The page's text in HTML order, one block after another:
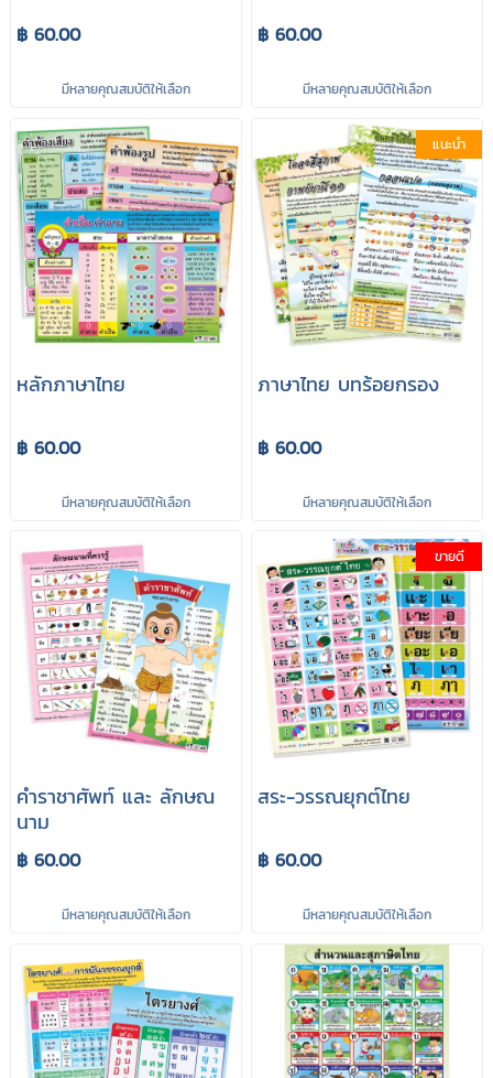
฿ 60.00
มีหลายคุณสมบัติให้เลือก
฿ 60.00
มีหลายคุณสมบัติให้เลือก
หลักภาษาไทย
฿ 60.00
มีหลายคุณสมบัติให้เลือก
แนะนำ
ภาษาไทย บทร้อยกรอง
฿ 60.00
มีหลายคุณสมบัติให้เลือก
คำราชาศัพท์ และ ลักษณ
นาม
฿ 60.00
มีหลายคุณสมบัติให้เลือก
ขายดี
สระ-วรรณยุกต์ไทย
฿ 60.00
มีหลายคุณสมบัติให้เลือก